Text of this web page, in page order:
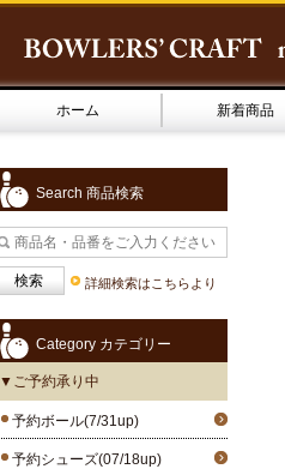
ホーム 新着商品
Search 商品検索
詳細検索はこちらより
Category カテゴリー
▼ご予約承り中
予約ボール(7/31up)
予約シューズ(07/18up)